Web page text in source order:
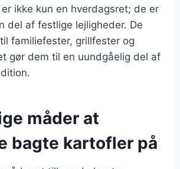
ikke kun en hverdagsret; de er
del af festlige lejligheder. De
familiefester, grillfester og
gør dem til en uundgåelig del af
måder at
bagte kartofler på